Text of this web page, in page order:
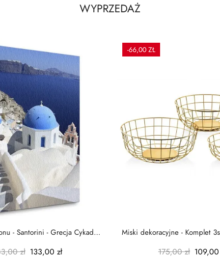
WYPRZEDAŻ
- Santorini - Grecja Cykady
zł 133,00 zł
-66,00 ZŁ
Miski dekoracyjne - Komplet
175,00 zł 109,00